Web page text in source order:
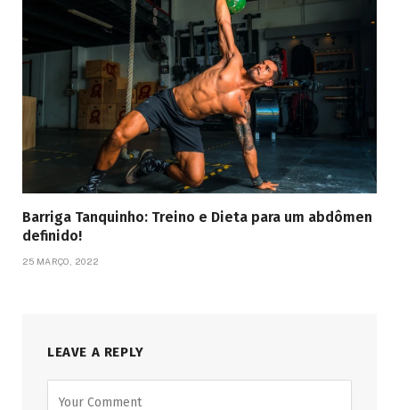
Barriga Tanquinho: Treino e Dieta para um abdômen
definido!
25 MARÇO, 2022
LEAVE A REPLY